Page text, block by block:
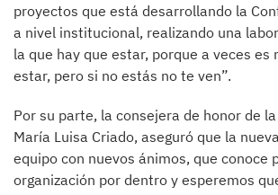
proyectos que está desarrollando la
a nivel institucional, realizando una
la que hay que estar, porque a veces es
estar, pero si no estás no te ven”.
Por su parte, la consejera de honor de
María Luisa Criado, aseguró que la
equipo con nuevos ánimos, que conoce
organización por dentro y esperemos